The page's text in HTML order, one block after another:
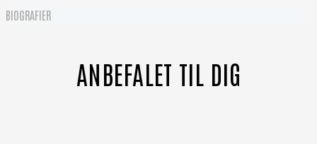
BIOGRAFIER
ANBEFALET TIL DIG